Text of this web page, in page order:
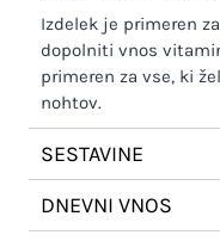
Izdelek je primeren
dopolniti vnos
primeren za vse, ki
nohtov.
SESTAVINE
DNEVNI VNOS